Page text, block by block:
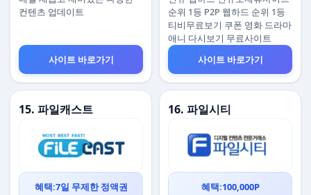
컨텐츠 업데이트
사이트 바로가기
순위 1등 P2P 웹하드 순위 1등
티비무료보기 쿠폰 영화 드라마
애니 다시보기 무료사이트
사이트 바로가기
15. 파일캐스트
혜택:7일 무제한 정액권
16. 파일시티
혜택:100,000P